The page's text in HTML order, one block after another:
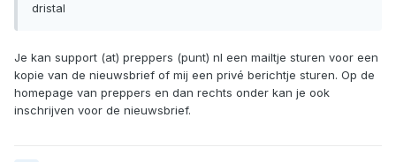
dristal
Je kan support (at) preppers (punt) nl een mailtje sturen voor een
kopie van de nieuwsbrief of mij een privé berichtje sturen. Op de
homepage van preppers en dan rechts onder kan je ook
inschrijven voor de nieuwsbrief.